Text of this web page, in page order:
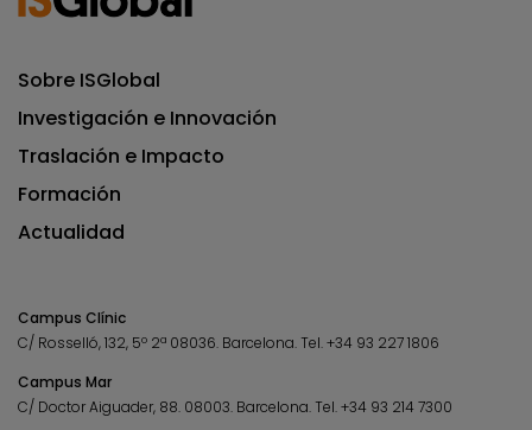
Sobre ISGlobal
Investigación e Innovación
Traslación e Impacto
Formación
Actualidad
Campus Clínic
C/ Rosselló, 132, 5º 2ª 08036. Barcelona.Tel.+34 93 227 1806
Campus Mar
C/ Doctor Aiguader, 88. 08003. Barcelona.Tel.+34 93 214 7300